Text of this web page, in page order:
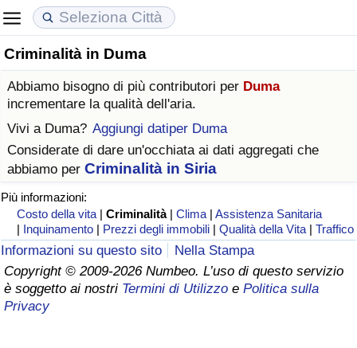
Criminalità in Duma
Abbiamo bisogno di più contributori per Duma
incrementare la qualità dell'aria.
Vivi a Duma? Aggiungi datiper Duma
Considerate di dare un'occhiata ai dati aggregati che
abbiamo per Criminalità in Siria
Più informazioni:
Costo della vita |Criminalità |Clima |Assistenza Sanitaria
| Inquinamento | Prezzi degli immobili |Qualità della Vita |Traffico
Informazioni su questo sito
Nella Stampa
Copyright © 2009-2026 Numbeo. L’uso di questo servizio
è soggetto ai nostri Termini di Utilizzo e Politica sulla
Privacy
Costo della vita
Indice Del Costo Della Vita (corrente)
Indice Del Costo Della Vita
Indice del Costo della Vita per Nazione
ad Aqaba
Prezzi degli immobili
Indice del Prezzo delle Case (Corrente)
Indice del Prezzo delle Case
Indice del Prezzo delle Case per Nazione
Qualità della Vita
Indice della Qualità della Vita
Indice della Qualità della Vita (Corrente)
Indice della qualità della vita per Paese
Criminalità
Indice del Tasso di Criminalità (Corrente)
Indice della Criminalità